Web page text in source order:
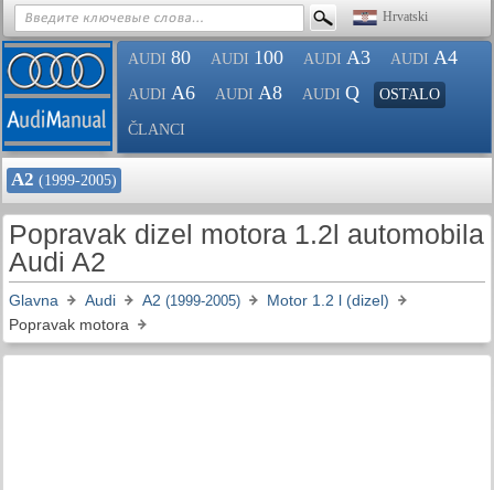
Hrvatski
AUDI 80 AUDI 100 AUDI A3 AUDI A4
AUDI A6 AUDI A8 AUDI Q OSTALO
ČLANCI
A2 (1999-2005)
Popravak dizel motora 1.2l automobila
Audi A2
Glavna Audi A2 (1999-2005)
Motor 1.2 l (dizel)
Popravak motora